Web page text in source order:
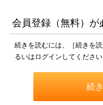
会員登録（無料）が
続きを読むには、［続きを
るいはログインしてください
続